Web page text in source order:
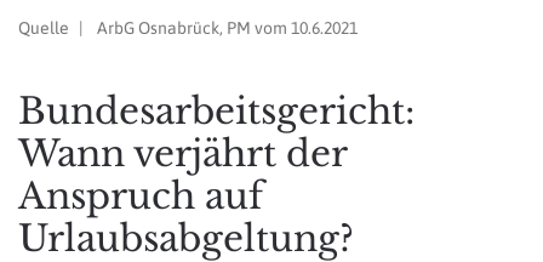
Quelle | ArbG Osnabrück, PM vom 10.6.2021
Bundesarbeitsgericht:
Wann verjährt der
Anspruch auf
Urlaubsabgeltung?